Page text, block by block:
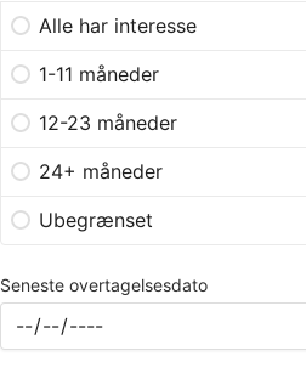
Alle har interesse
1-11 måneder
12-23 måneder
24+ måneder
Ubegrænset
Seneste overtagelsesdato